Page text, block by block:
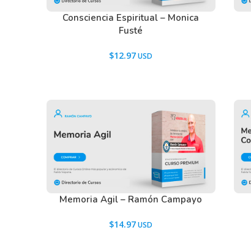
Consciencia Espiritual – Monica
Fusté
$12.97
Memoria Agil – Ramón Campayo
$14.97